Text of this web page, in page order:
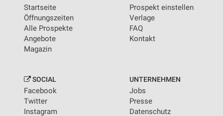
Startseite
Öffnungszeiten
Alle Prospekte
Angebote
Magazin
Prospekt einstellen
Verlage
FAQ
Kontakt
SOCIAL
Facebook
Twitter
Instagram
UNTERNEHMEN
Jobs
Presse
Datenschutz